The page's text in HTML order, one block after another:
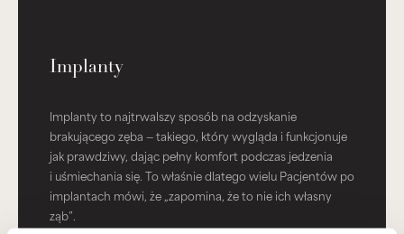
Implanty
Implanty to najtrwalszy sposób na odzyskanie
brakującego zęba — takiego, który wygląda i funkcjonuje
jak prawdziwy, dając pełny komfort podczas jedzenia
i uśmiechania się. To właśnie dlatego wielu Pacjentów po
implantach mówi, że „zapomina, że to nie ich własny
ząb”.